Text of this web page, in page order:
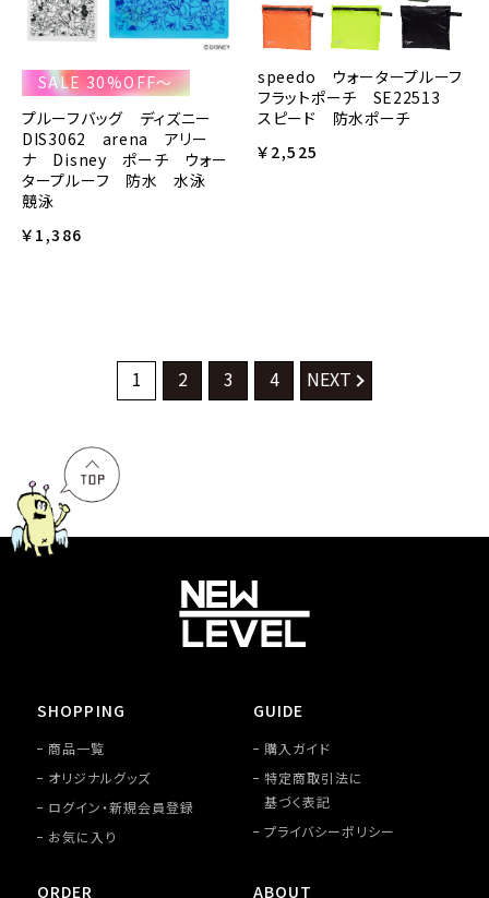
SALE 30%OFF～
プルーフバッグ ディズニー
DIS3062 arena アリー
ナ Disney ポーチ ウォー
タープルーフ 防水 水泳
競泳
￥1,386
speedo ウォータープルーフ
フラットポーチ SE22513
スピード 防水ポーチ
￥2,525
1 2 3 4 NEXT
SHOPPING
商品一覧
オリジナルグッズ
ログイン・新規会員登録
お気に入り
GUIDE
購入ガイド
特定商取引法に
基づく表記
プライバシーポリシー
ORDER ABOUT